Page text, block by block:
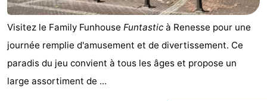
Visitez le Family Funhouse Funtastic à Renesse pour une
journée remplie d'amusement et de divertissement. Ce
paradis du jeu convient à tous les âges et propose un
large assortiment de ...